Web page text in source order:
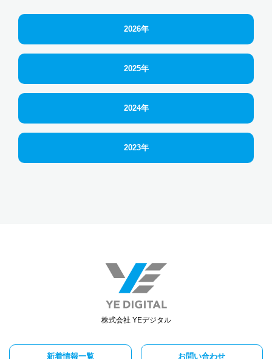
2026年
2025年
2024年
2023年
株式会社 YEデジタル
新着情報一覧 お問い合わせ